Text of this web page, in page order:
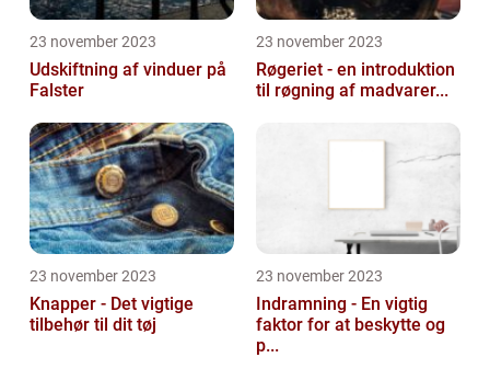
23 november 2023
Udskiftning af vinduer på
Falster
23 november 2023
Røgeriet - en introduktion
til røgning af madvarer...
23 november 2023
Knapper - Det vigtige
tilbehør til dit tøj
23 november 2023
Indramning - En vigtig
faktor for at beskytte og
p...